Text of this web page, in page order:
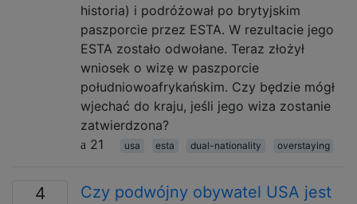
historia) i podróżował po brytyjskim
paszporcie przez ESTA. W rezultacie jego
ESTA zostało odwołane. Teraz złożył
wniosek o wizę w paszporcie
południowoafrykańskim. Czy będzie mógł
wjechać do kraju, jeśli jego wiza zostanie
zatwierdzona?
21
usa esta dual-nationality overstaying
4
Czy podwójny obywatel USA jest